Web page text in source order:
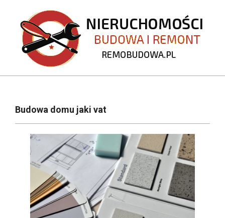
content
REMOBUDOWA.PL
NavigationBudowa domu jaki vat